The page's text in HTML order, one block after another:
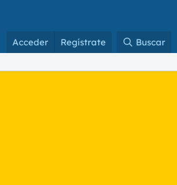
Acceder Regístrate Buscar